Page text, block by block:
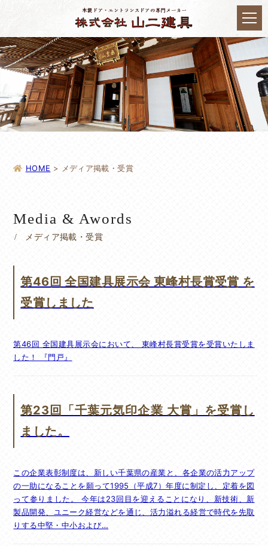
HOME > メディア掲載・受賞
Media & Awords
メディア掲載・受賞
第46回 全国建具展示会 東峰村長賞受賞 を
受賞しました
第46回 全国建具展示会において、 東峰村長賞受賞を受賞いたしま
した！ 『門戸』
第23回「千葉元気印企業 大賞」を受賞し
ました。
この企業表彰制度は、新しい千葉県の産業と、各企業の活力アップ
の一助になることを願って1995（平成7）年度に制定し、定着を図
って参りました。 今年は23回目を迎えることになり、新技術、新
製品開発、ユニーク経営などを通じ、活力溢れる経営で時代を先取
りする中堅・中小および…